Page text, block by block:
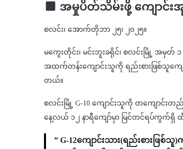
အမှုပိတ်သိမ်းဖို့ ကျောင်းအု
စလင်း၊ အောက်တိုဘာ ၂၅၊ ၂၀၂၅။
မကွေးတိုင်း၊ မင်းဘူးခရိုင်၊ စလင်းမြို့ အ
အထက်တန်းကျောင်းသူကို ရည်းစားဖြစ်သူက
တယ်။
စလင်းမြို့ G-10 ကျောင်းသူကို တကျောင်း
နေ့လယ် ၁၂ နာရီကျော်မှာ မြင်တင်ရပ်ကွက်ရှိ
” G-12ကျောင်းသား(ရည်းစားဖြ